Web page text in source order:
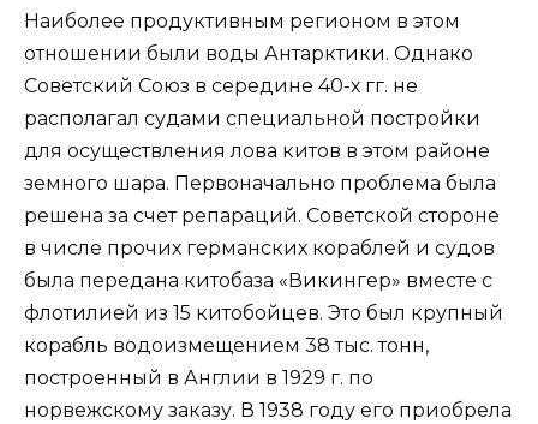
Наиболее продуктивным регионом в этом
отношении были воды Антарктики. Однако
Советский Союз в середине 40-х гг. не
располагал судами специальной постройки
для осуществления лова китов в этом районе
земного шара. Первоначально проблема была
решена за счет репараций. Советской стороне
в числе прочих германских кораблей и судов
была передана китобаза «Викингер» вместе с
флотилией из 15 китобойцев. Это был крупный
корабль водоизмещением 38 тыс. тонн,
построенный в Англии в 1929 г. по
норвежскому заказу. В 1938 году его приобрела